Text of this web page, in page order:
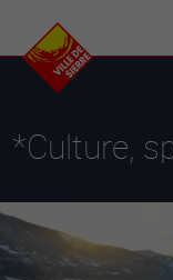
*Culture,